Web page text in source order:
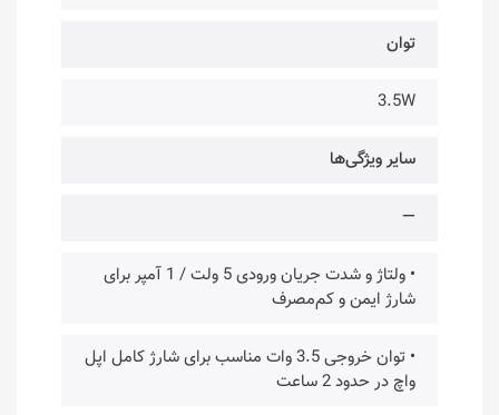
توان
3.5W
سایر ویژگی‌ها
—
• ولتاژ و شدت جریان ورودی 5 ولت / 1 آمپر برای
شارژ ایمن و کم‌مصرف
• توان خروجی 3.5 وات مناسب برای شارژ کامل اپل
واچ در حدود 2 ساعت